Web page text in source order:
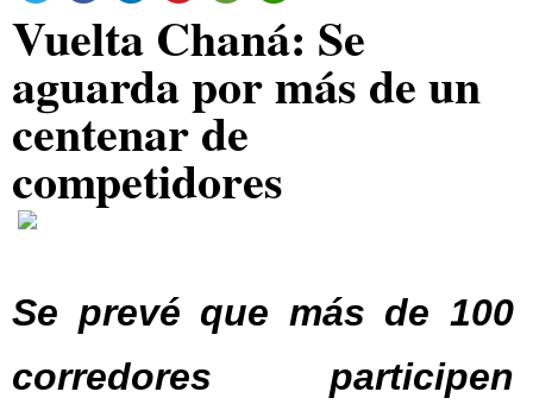
Vuelta Chaná: Se
aguarda por más de un
centenar de
competidores
Se prevé que más de 100
corredores participen